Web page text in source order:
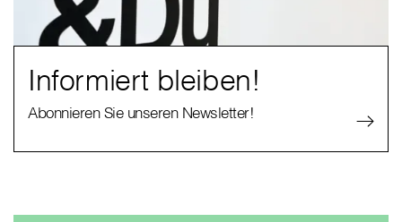
Informiert bleiben!
Abonnieren Sie unseren Newsletter!